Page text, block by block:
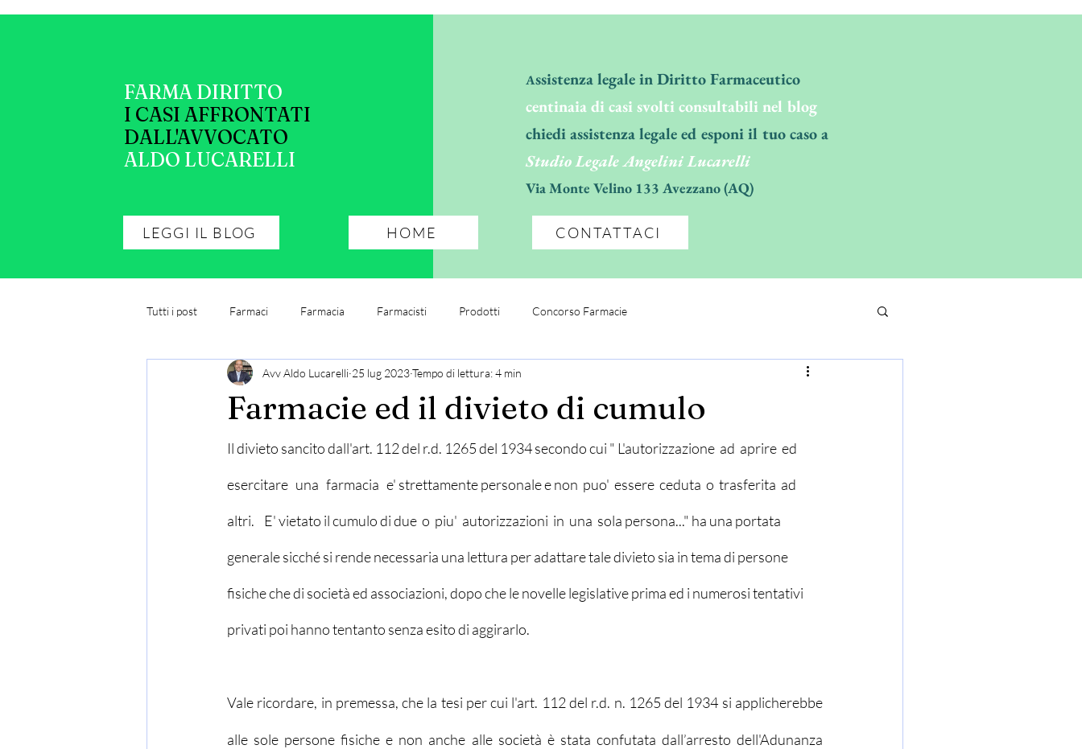
FARMA DIRITTO
I CASI AFFRONTATI
DALL'AVVOCATO
ALDO LUCARELLI
LEGGI IL BLOG HOME
Assistenza legale in Diritto Farmaceutico
centinaia di casi svolti consultabili nel blog
chiedi assistenza legale ed esponi il tuo caso a
Studio Legale Angelini Lucarelli
Via Monte Velino 133 Avezzano (AQ)
CONTATTACI
© Copyright
Tutti i post Farmaci Farmacia Farmacisti Prodotti Concorso Farmacie
Farmacie ed il divieto di cumulo
Avv Aldo Lucarelli 25 lug 2023Tempo di lettura: 4 min
Il divieto sancito dall'art. 112 del r.d. 1265 del 1934 secondo cui " L'autorizzazione  ad  aprire  ed
esercitare   una   farmacia   e' strettamente personale e non  puo'  essere  ceduta  o  trasferita  ad
altri.    E' vietato il cumulo di due  o  piu'  autorizzazioni  in  una  sola persona..." ha una portata
generale sicché si rende necessaria una lettura per adattare tale divieto sia in tema di persone
fisiche che di società ed associazioni, dopo che le novelle legislative prima ed i numerosi tentativi
privati poi hanno tentanto senza esito di aggirarlo.
Vale ricordare, in premessa, che la tesi per cui l'art. 112 del r.d. n. 1265 del 1934 si applicherebbe
alle sole persone fisiche e non anche alle società è stata confutata dall’arresto dell'Adunanza